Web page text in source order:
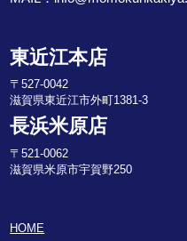
東近江本店
〒527-0042
滋賀県東近江市外町1381-3
長浜米原店
〒521-0062
滋賀県米原市宇賀野250
HOME